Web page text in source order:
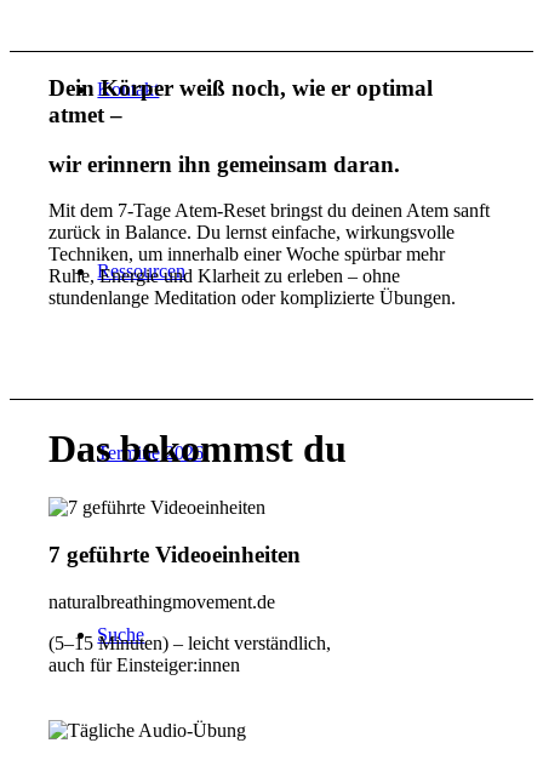
Kontakt
Ressourcen
Termine 2026
Suche
Dein Körper weiß noch, wie er optimal
atmet –
wir erinnern ihn gemeinsam daran.
Mit dem 7-Tage Atem-Reset bringst du deinen Atem sanft
zurück in Balance. Du lernst einfache, wirkungsvolle
Techniken, um innerhalb einer Woche spürbar mehr
Ruhe, Energie und Klarheit zu erleben – ohne
stundenlange Meditation oder komplizierte Übungen.
Das bekommst du
7 geführte Videoeinheiten
naturalbreathingmovement.de
(5–15 Minuten) – leicht verständlich,
auch für Einsteiger:innen